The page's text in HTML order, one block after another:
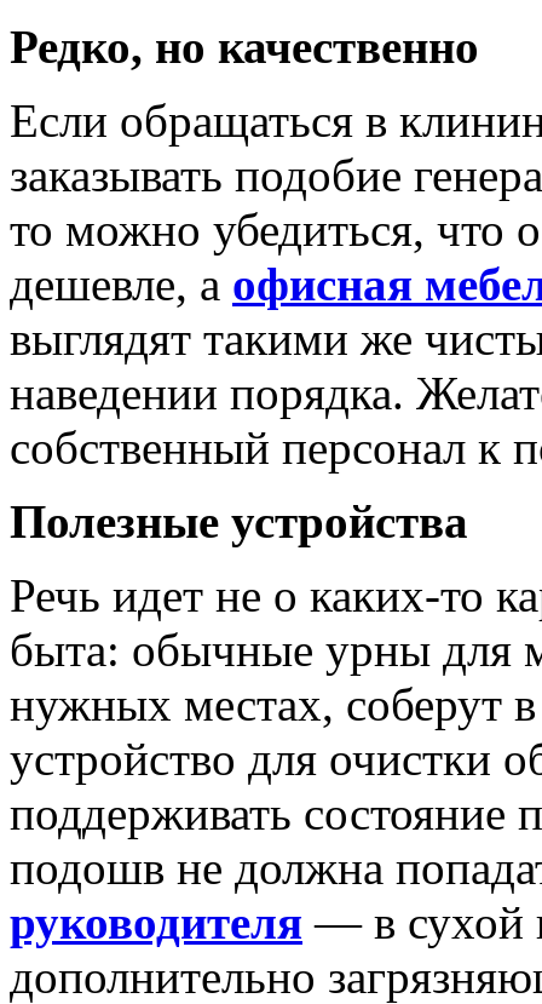
Редко, но качественно
Если обращаться в
заказывать подобие
то можно убедиться, что
дешевле, а офисная
выглядят такими же
наведении порядка.
собственный персонал к
Полезные устройства
Речь идет не о каких-то
быта: обычные урны для
нужных местах, соберут
устройство для очистки
поддерживать состояние
подошв не должна
руководителя — в сухой
дополнительно